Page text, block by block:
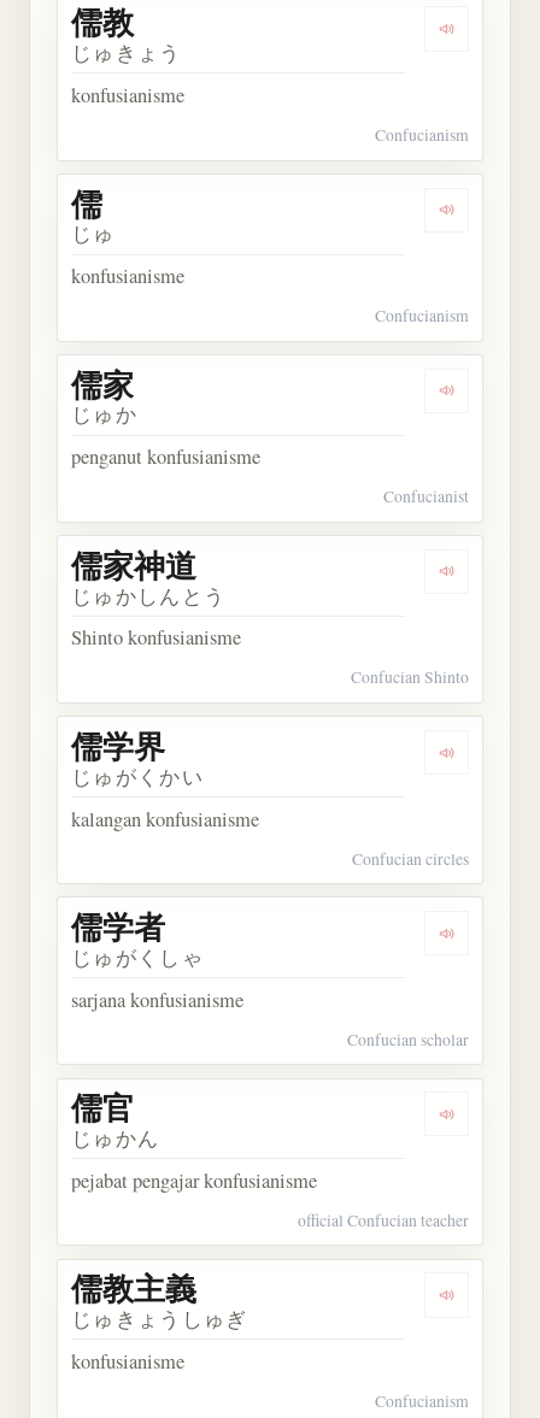
Dengarkan
儒教
じゅきょう
konfusianisme
Confucianism
Dengarkan
儒
じゅ
konfusianisme
Confucianism
Dengarkan
儒家
じゅか
penganut konfusianisme
Confucianist
Dengarkan
儒家神道
じゅかしんとう
Shinto konfusianisme
Confucian Shinto
Dengarkan
儒学界
じゅがくかい
kalangan konfusianisme
Confucian circles
Dengarkan
儒学者
じゅがくしゃ
sarjana konfusianisme
Confucian scholar
Dengarkan
儒官
じゅかん
pejabat pengajar konfusianisme
official Confucian teacher
Dengarkan
儒教主義
じゅきょうしゅぎ
konfusianisme
Confucianism